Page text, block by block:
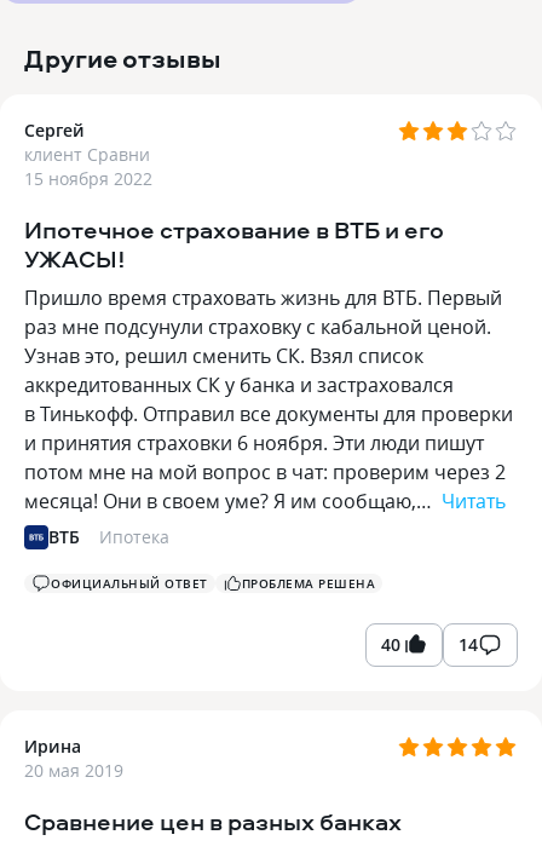
Другие отзывы
Сергей
клиент Сравни
15 ноября 2022
Ипотечное страхование в ВТБ и его
УЖАСЫ!
Пришло время страховать жизнь для ВТБ. Первый
раз мне подсунули страховку с кабальной ценой.
Узнав это, решил сменить СК. Взял список
аккредитованных СК у банка и застраховался
в Тинькофф. Отправил все документы для проверки
и принятия страховки 6 ноября. Эти люди пишут
потом мне на мой вопрос в чат: проверим через 2
месяца! Они в своем уме? Я им сообщаю,… Читать
ВТБ Ипотека
ОФИЦИАЛЬНЫЙ ОТВЕТ ПРОБЛЕМА РЕШЕНА
40 14
Ирина
20 мая 2019
Сравнение цен в разных банках